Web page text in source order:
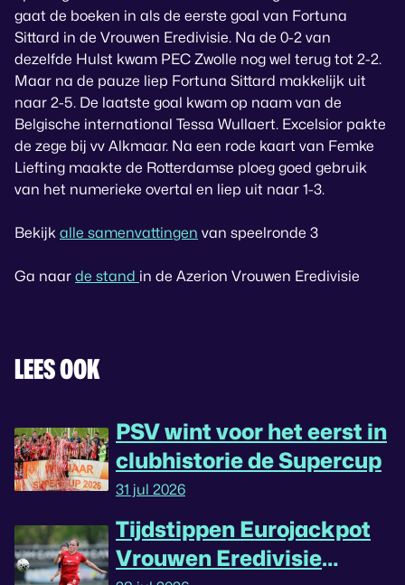
gaat de boeken in als de eerste goal van Fortuna
Sittard in de Vrouwen Eredivisie. Na de 0-2 van
dezelfde Hulst kwam PEC Zwolle nog wel terug tot 2-2.
Maar na de pauze liep Fortuna Sittard makkelijk uit
naar 2-5. De laatste goal kwam op naam van de
Belgische international Tessa Wullaert. Excelsior pakte
de zege bij vv Alkmaar. Na een rode kaart van Femke
Liefting maakte de Rotterdamse ploeg goed gebruik
van het numerieke overtal en liep uit naar 1-3.
Bekijk alle samenvattingen van speelronde 3
Ga naar de stand in de Azerion Vrouwen Eredivisie
LEES OOK
PSV wint voor het eerst in
clubhistorie de Supercup
31 jul 2026
Tijdstippen Eurojackpot
Vrouwen Eredivisie